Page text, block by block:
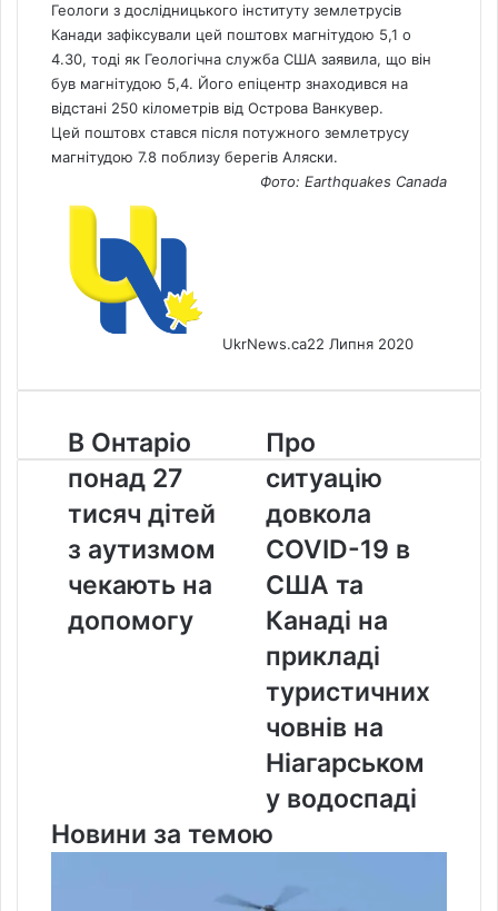
Геологи з дослідницького інституту землетрусів
Канади зафіксували цей поштовх магнітудою 5,1 о
4.30, тоді як Геологічна служба США заявила, що він
був магнітудою 5,4. Його епіцентр знаходився на
відстані 250 кілометрів від Острова Ванкувер.
Цей поштовх стався після потужного землетрусу
магнітудою 7.8 поблизу берегів Аляски.
Фото: Earthquakes Canada
UkrNews.ca22 Липня 2020
В
Онтаріо
понад
27
тисяч
дітей
з
аутизмом
чекають
В Онтаріо
понад 27
тисяч дітей
з аутизмом
чекають на
допомогу
Про
ситуацію
довкола
COVID-
19
в
США
та
Канаді
прикладі
туристичних
на
Ніагарському
Про
ситуацію
довкола
COVID-19 в
США та
Канаді на
прикладі
туристичних
човнів на
Ніагарськом
у водоспаді
Новини за темою